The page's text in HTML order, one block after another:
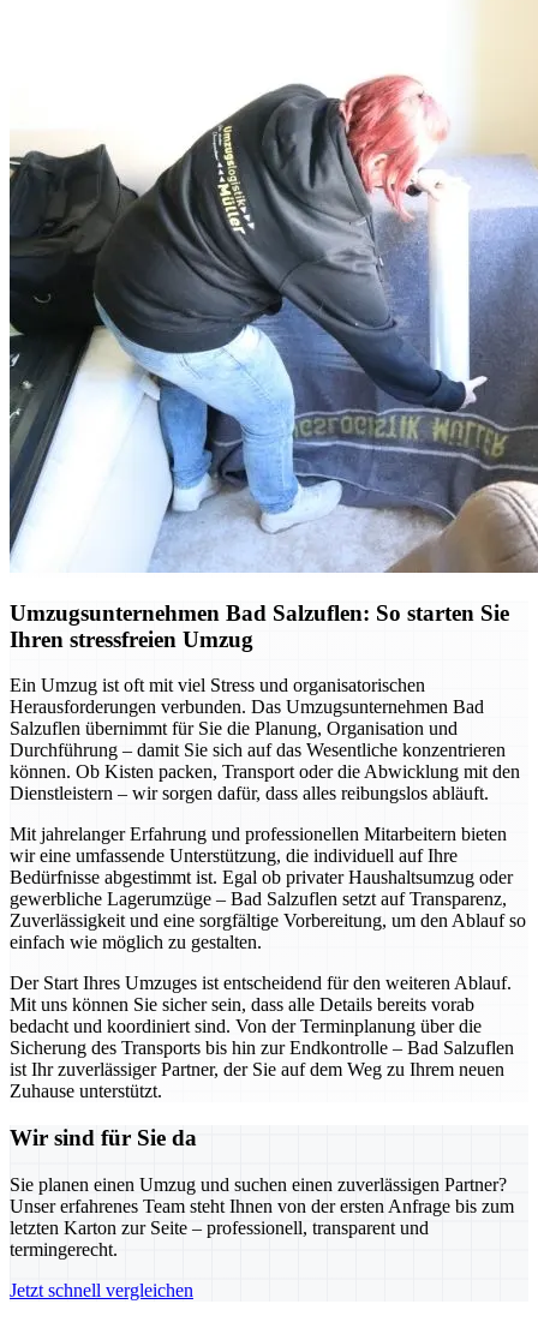
Umzugsunternehmen Bad Salzuflen: So starten Sie
Ihren stressfreien Umzug
Ein Umzug ist oft mit viel Stress und organisatorischen
Herausforderungen verbunden. Das Umzugsunternehmen Bad
Salzuflen übernimmt für Sie die Planung, Organisation und
Durchführung – damit Sie sich auf das Wesentliche konzentrieren
können. Ob Kisten packen, Transport oder die Abwicklung mit den
Dienstleistern – wir sorgen dafür, dass alles reibungslos abläuft.
Mit jahrelanger Erfahrung und professionellen Mitarbeitern bieten
wir eine umfassende Unterstützung, die individuell auf Ihre
Bedürfnisse abgestimmt ist. Egal ob privater Haushaltsumzug oder
gewerbliche Lagerumzüge – Bad Salzuflen setzt auf Transparenz,
Zuverlässigkeit und eine sorgfältige Vorbereitung, um den Ablauf so
einfach wie möglich zu gestalten.
Der Start Ihres Umzuges ist entscheidend für den weiteren Ablauf.
Mit uns können Sie sicher sein, dass alle Details bereits vorab
bedacht und koordiniert sind. Von der Terminplanung über die
Sicherung des Transports bis hin zur Endkontrolle – Bad Salzuflen
ist Ihr zuverlässiger Partner, der Sie auf dem Weg zu Ihrem neuen
Zuhause unterstützt.
Wir sind für Sie da
Sie planen einen Umzug und suchen einen zuverlässigen Partner?
Unser erfahrenes Team steht Ihnen von der ersten Anfrage bis zum
letzten Karton zur Seite – professionell, transparent und
termingerecht.
Jetzt schnell vergleichen